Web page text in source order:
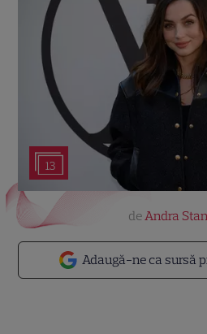
13
Adaugă-ne ca sursă
deAndra